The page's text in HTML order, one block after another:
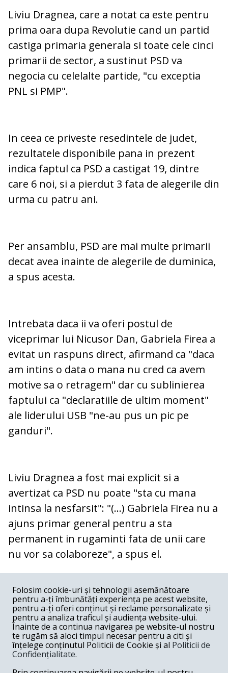
Liviu Dragnea, care a notat ca este pentru
prima oara dupa Revolutie cand un partid
castiga primaria generala si toate cele cinci
primarii de sector, a sustinut PSD va
negocia cu celelalte partide, "cu exceptia
PNL si PMP".
In ceea ce priveste resedintele de judet,
rezultatele disponibile pana in prezent
indica faptul ca PSD a castigat 19, dintre
care 6 noi, si a pierdut 3 fata de alegerile din
urma cu patru ani.
Per ansamblu, PSD are mai multe primarii
decat avea inainte de alegerile de duminica,
a spus acesta.
Intrebata daca ii va oferi postul de
viceprimar lui Nicusor Dan, Gabriela Firea a
evitat un raspuns direct, afirmand ca "daca
am intins o data o mana nu cred ca avem
motive sa o retragem" dar cu sublinierea
faptului ca "declaratiile de ultim moment"
ale liderului USB "ne-au pus un pic pe
ganduri".
Liviu Dragnea a fost mai explicit si a
avertizat ca PSD nu poate "sta cu mana
intinsa la nesfarsit": "(...) Gabriela Firea nu a
ajuns primar general pentru a sta
permanent in rugaminti fata de unii care
nu vor sa colaboreze", a spus el.
COMENTARII
Nume
Email
Folosim cookie-uri și tehnologii asemănătoare
pentru a-ți îmbunătăți experiența pe acest website,
pentru a-ți oferi conținut și reclame personalizate și
pentru a analiza traficul și audiența website-ului.
Înainte de a continua navigarea pe website-ul nostru
te rugăm să aloci timpul necesar pentru a citi și
înțelege conținutul Politicii de Cookie și al Politicii de
Confidențialitate.